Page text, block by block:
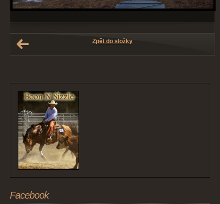
Zpět do složky
Facebook